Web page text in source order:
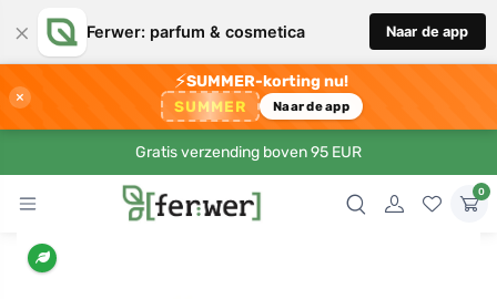
× Ferwer: parfum & cosmetica Naar de app
×
⚡SUMMER-korting nu!
SUMMER Naar de app
Gratis verzending boven 95 EUR
0